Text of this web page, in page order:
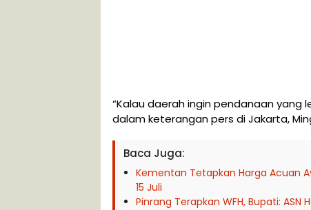
“Kalau daerah ingin pendanaan yang
dalam keterangan pers di Jakarta,
Baca Juga:
Kementan Tetapkan Harga Acuan
15 Juli
Pinrang Terapkan WFH, Bupati: ASN